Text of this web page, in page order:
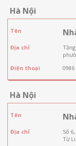
Hà Nội
Tên
Địa chỉ
Điện thoại
0986
Hà Nội
Tên
Địa chỉ
Số
Từ